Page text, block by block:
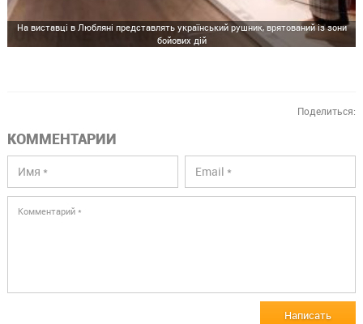
На виставці в Любляні представлять український рушник, врятований із зони
бойових дій
Поделиться:
КОММЕНТАРИИ
Написать